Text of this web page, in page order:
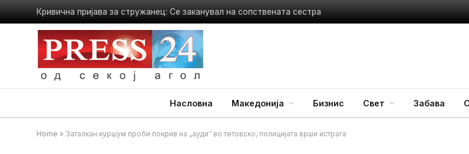
Кривична пријава за стружанец: Се заканувал на сопствената сестра
Насловна Македонија Бизнис Свет Забава
Home » Заталкан куршум проби покрив на „ауди“ во тетовско, полицијата врши истрага